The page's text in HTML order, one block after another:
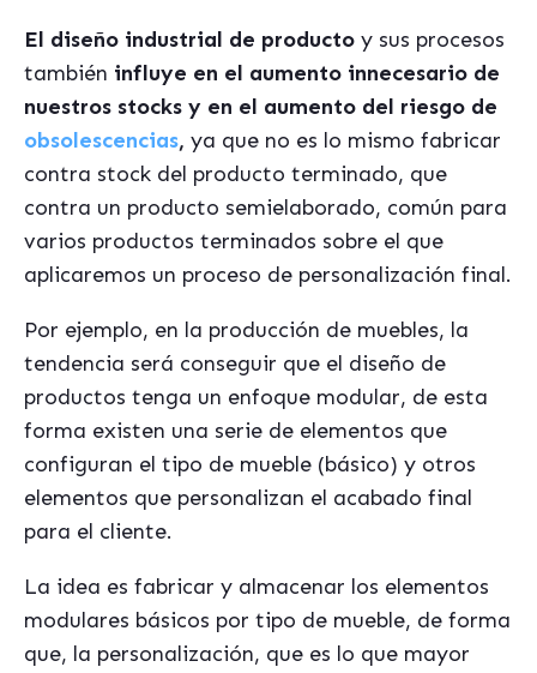
El diseño industrial de producto y sus procesos
también influye en el aumento innecesario de
nuestros stocks y en el aumento del riesgo de
obsolescencias, ya que no es lo mismo fabricar
contra stock del producto terminado, que
contra un producto semielaborado, común para
varios productos terminados sobre el que
aplicaremos un proceso de personalización final.
Por ejemplo, en la producción de muebles, la
tendencia será conseguir que el diseño de
productos tenga un enfoque modular, de esta
forma existen una serie de elementos que
configuran el tipo de mueble (básico) y otros
elementos que personalizan el acabado final
para el cliente.
La idea es fabricar y almacenar los elementos
modulares básicos por tipo de mueble, de forma
que, la personalización, que es lo que mayor